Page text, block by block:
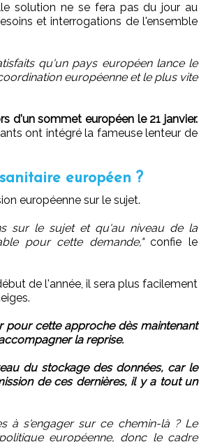
solution ne se fera pas du jour au
et interrogations de l'ensemble
qu'un pays européen lance le
européenne et le plus vite
d'un sommet européen le 21 janvier.
ont intégré la fameuse lenteur de
européen ?
européenne sur le sujet.
sur le sujet et qu'au niveau de la
pour cette demande,"confie le
de l'année, il sera plus facilement
pour cette approche dès maintenant
la reprise.
du stockage des données, car le
de ces dernières, il y a tout un
à s'engager sur ce chemin-là ? Le
européenne, donc le cadre